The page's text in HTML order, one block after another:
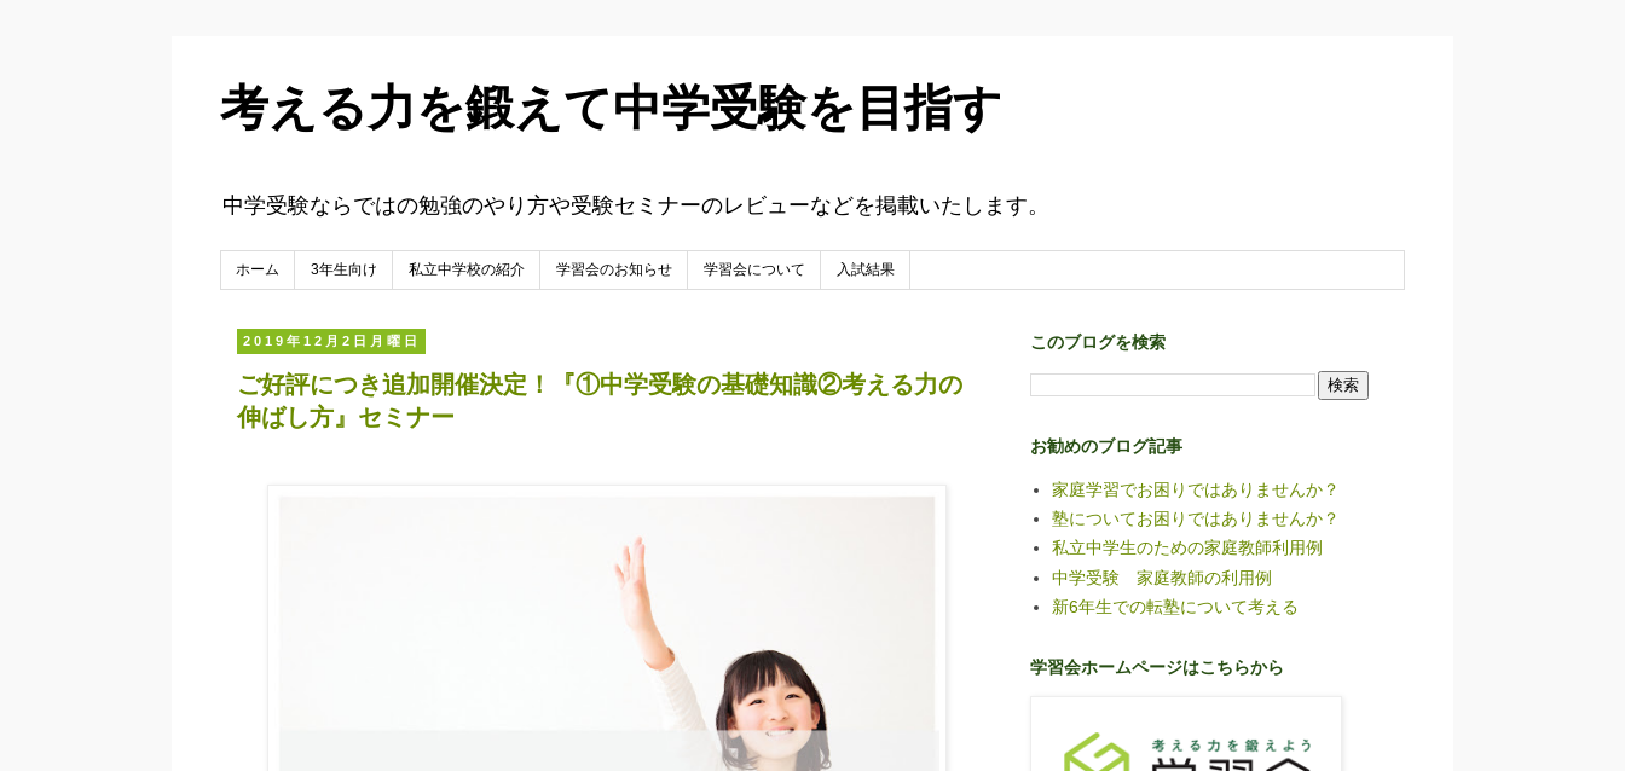
考える力を鍛えて中学受験を目指す
中学受験ならではの勉強のやり方や受験セミナーのレビューなどを掲載いたします。
ホーム 3年生向け 私立中学校の紹介 学習会のお知らせ 学習会について 入試結果
2019年12月2日月曜日
ご好評につき追加開催決定！『①中学受験の基礎知識②考える力の
伸ばし方』セミナー
このブログを検索
お勧めのブログ記事
家庭学習でお困りではありませんか？
塾についてお困りではありませんか？
私立中学生のための家庭教師利用例
中学受験 家庭教師の利用例
新6年生での転塾について考える
学習会ホームページはこちらから